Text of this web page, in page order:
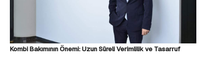
Kombi Bakımının Önemi: Uzun Süreli Verimlilik ve Tasarruf